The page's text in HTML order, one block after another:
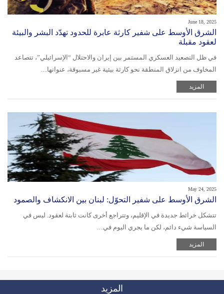
June 18, 2025
الشرق الأوسط على شفير كارثة عابرة للحدود تهدّد البشر والبيئة
لعقود مقبلة
في ظل التصعيد العسكري المستمر بين إيران والاحتلال “الإسرائيلي”، تتصاعد
المخاوف من انزلاق المنطقة نحو كارثة بيئية غير مسبوقة، عنوانها…
المزيد
May 24, 2025
الشرق الأوسط على شفير التحوّل: لبنان بين الانكشاف والصمود
تتشكل خرائط جديدة في الإقليم، وتتراجع أخرى كانت ثابتة لعقود. ليس في
السياسة شيء دائم، لكن ما يجري اليوم في…
المزيد
المزيد